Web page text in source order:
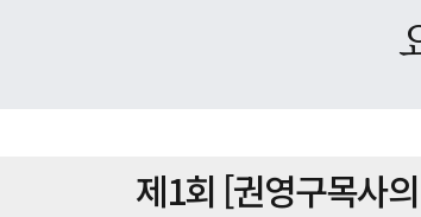
제1회 [권영구목사